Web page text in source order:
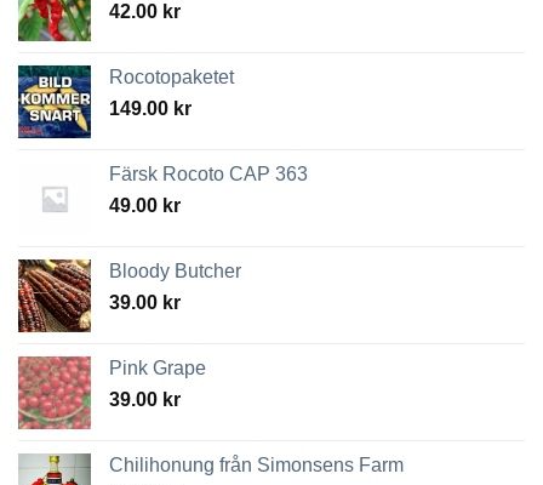
42.00 kr
Rocotopaketet
149.00 kr
Färsk Rocoto CAP 363
49.00 kr
Bloody Butcher
39.00 kr
Pink Grape
39.00 kr
Chilihonung från Simonsens Farm